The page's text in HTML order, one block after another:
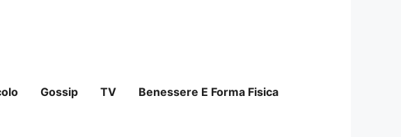
Gossip TV Benessere E Forma Fisica